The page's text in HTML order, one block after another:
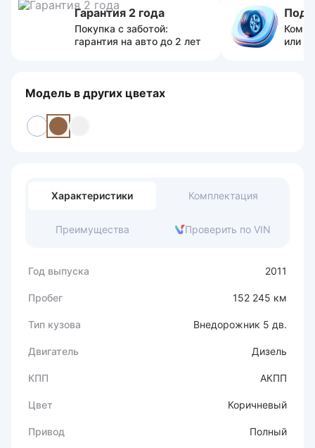
Гарантия 2 года
Покупка с заботой:
гарантия на авто до 2 лет
или
Модель в других цветах
Характеристики Комплектация
Преимущества Проверить по VIN
Год выпуска 2011
Пробег 152 245 км
Тип кузова Внедорожник 5 дв.
Двигатель Дизель
КПП АКПП
Цвет Коричневый
Привод Полный